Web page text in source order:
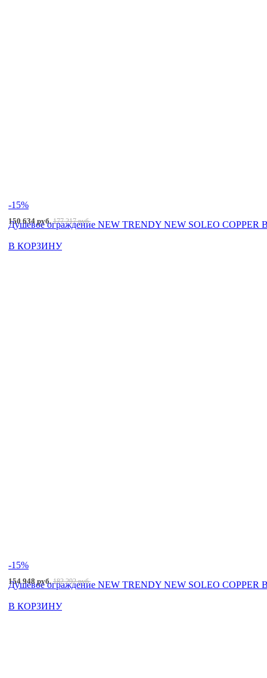
-15%
Душевое ограждение NEW TRENDY NEW SOLEO COPPER
150 634 руб.177 217 руб.
В КОРЗИНУ
-15%
Душевое ограждение NEW TRENDY NEW SOLEO COPPER
154 948 руб.182 292 руб.
В КОРЗИНУ